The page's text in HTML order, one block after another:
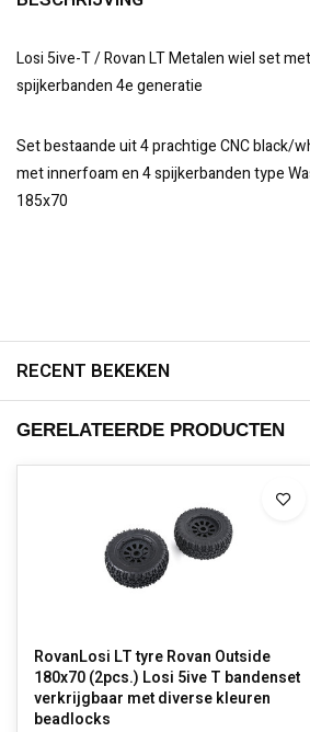
Losi 5ive-T / Rovan LT Metalen wiel set
spijkerbanden 4e generatie
Set bestaande uit 4 prachtige CNC black/
met innerfoam en 4 spijkerbanden type
185x70
RECENT BEKEKEN
GERELATEERDE PRODUCTEN
RovanLosi LT tyre Rovan Outside
180x70 (2pcs.) Losi 5ive T bandenset
verkrijgbaar met diverse kleuren
beadlocks